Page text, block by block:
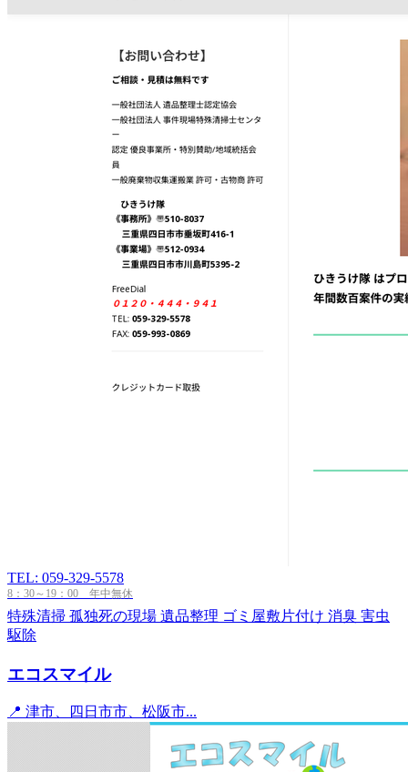
TEL: 059-329-5578
8：30～19：00 年中無休
特殊清掃 孤独死の現場 遺品整理 ゴミ屋敷片付け 消臭 害虫
駆除
エコスマイル
📍 津市、四日市市、松阪市...